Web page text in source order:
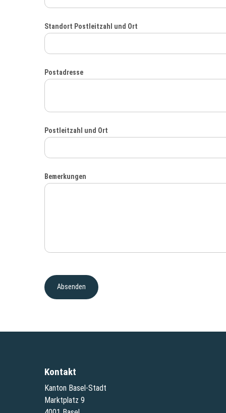
Standort Postleitzahl und Ort
Postadresse
Postleitzahl und Ort
Bemerkungen
Kontakt
Kanton Basel-Stadt
Marktplatz 9